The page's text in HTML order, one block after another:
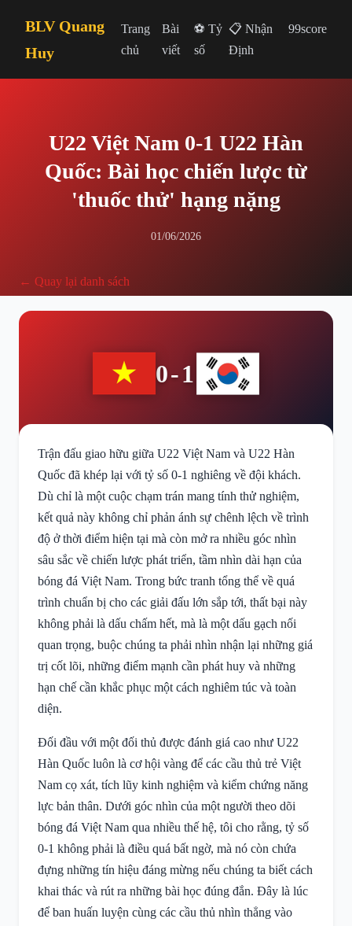
BLV Quang
Huy
Trang
chủ
Bài
viết
⚽ Tỷ
số
📋 Nhận
Định
99score
U22 Việt Nam 0-1 U22 Hàn
Quốc: Bài học chiến lược từ
'thuốc thử' hạng nặng
01/06/2026
← Quay lại danh sách
0-1
Trận đấu giao hữu giữa U22 Việt Nam và U22 Hàn
Quốc đã khép lại với tỷ số 0-1 nghiêng về đội khách.
Dù chỉ là một cuộc chạm trán mang tính thử nghiệm,
kết quả này không chỉ phản ánh sự chênh lệch về trình
độ ở thời điểm hiện tại mà còn mở ra nhiều góc nhìn
sâu sắc về chiến lược phát triển, tầm nhìn dài hạn của
bóng đá Việt Nam. Trong bức tranh tổng thể về quá
trình chuẩn bị cho các giải đấu lớn sắp tới, thất bại này
không phải là dấu chấm hết, mà là một dấu gạch nối
quan trọng, buộc chúng ta phải nhìn nhận lại những giá
trị cốt lõi, những điểm mạnh cần phát huy và những
hạn chế cần khắc phục một cách nghiêm túc và toàn
diện.
Đối đầu với một đối thủ được đánh giá cao như U22
Hàn Quốc luôn là cơ hội vàng để các cầu thủ trẻ Việt
Nam cọ xát, tích lũy kinh nghiệm và kiểm chứng năng
lực bản thân. Dưới góc nhìn của một người theo dõi
bóng đá Việt Nam qua nhiều thế hệ, tôi cho rằng, tỷ số
0-1 không phải là điều quá bất ngờ, mà nó còn chứa
đựng những tín hiệu đáng mừng nếu chúng ta biết cách
khai thác và rút ra những bài học đúng đắn. Đây là lúc
để ban huấn luyện cùng các cầu thủ nhìn thẳng vào